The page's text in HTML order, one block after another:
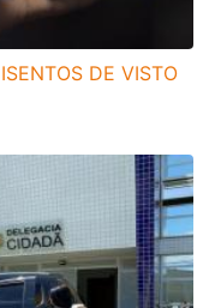
DE VISTO